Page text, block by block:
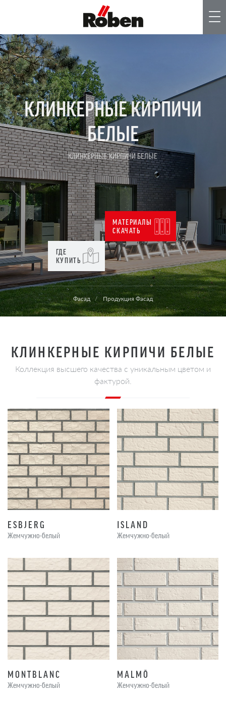
КЛИНКЕРНЫЕ КИРПИЧИ
БЕЛЫЕ
КЛИНКЕРНЫЕ КИРПИЧИ БЕЛЫЕ
ГДЕ
КУПИТЬ
МАТЕРИАЛЫ
СКАЧАТЬ
Фасад Продукция Фасад
КЛИНКЕРНЫЕ КИРПИЧИ БЕЛЫЕ
Коллекция высшего качества с уникальным цветом и
фактурой.
ESBJERG
Жемчужно-белый
ISLAND
Жемчужно-белый
MONTBLANC
Жемчужно-белый
MALMÖ
Жемчужно-белый